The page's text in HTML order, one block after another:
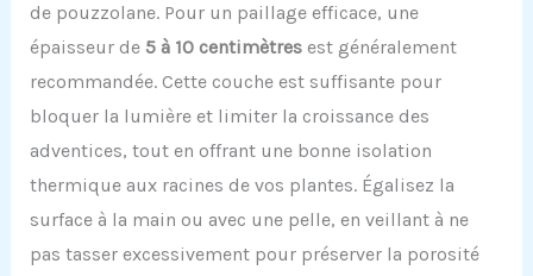
de pouzzolane. Pour un paillage efficace, une
épaisseur de 5 à 10 centimètresest généralement
recommandée. Cette couche est suffisante pour
bloquer la lumière et limiter la croissance des
adventices, tout en offrant une bonne isolation
thermique aux racines de vos plantes. Égalisez la
surface à la main ou avec une pelle, en veillant à ne
pas tasser excessivement pour préserver la porosité